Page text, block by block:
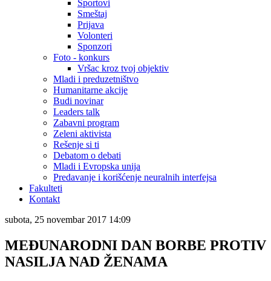
Sportovi
Smeštaj
Prijava
Volonteri
Sponzori
Foto - konkurs
Vršac kroz tvoj objektiv
Mladi i preduzetništvo
Humanitarne akcije
Budi novinar
Leaders talk
Zabavni program
Zeleni aktivista
Rešenje si ti
Debatom o debati
Mladi i Evropska unija
Predavanje i korišćenje neuralnih interfejsa
Fakulteti
Kontakt
subota, 25 novembar 2017 14:09
MEĐUNARODNI DAN BORBE PROTIV
NASILJA NAD ŽENAMA